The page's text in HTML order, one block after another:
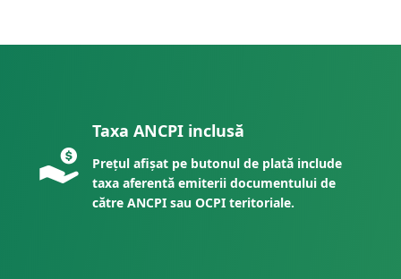
Taxa ANCPI inclusă
Prețul afișat pe butonul de plată include
taxa aferentă emiterii documentului de
către ANCPI sau OCPI teritoriale.